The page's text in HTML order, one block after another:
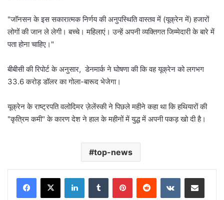
"जॉनसन के इस सकारात्मक निर्णय की अनुपस्थिति वास्तव में (यूक्रेन में) हजारों
लोगों की जान ले लेगी। बच्चे। महिलाएं। उन्हें अपनी व्यक्तिगत जिम्मेदारी के बारे में
पता होना चाहिए।"
बीबीसी की रिपोर्ट के अनुसार, डेनमार्क ने घोषणा की कि वह यूक्रेन को लगभग
33.6 करोड़ डॉलर का गोला-बारूद भेजेगा।
यूक्रेन के राष्ट्रपति वलोदिमर ज़ेलेंस्की ने पिछले महीने कहा था कि हथियारों की
"कृत्रिम कमी" के कारण देश ने हाल के महीनों में युद्ध में अपनी पकड़ खो दी है।
top-news
LinkedInTumblr PinterestReddit VKontakteShare via Email